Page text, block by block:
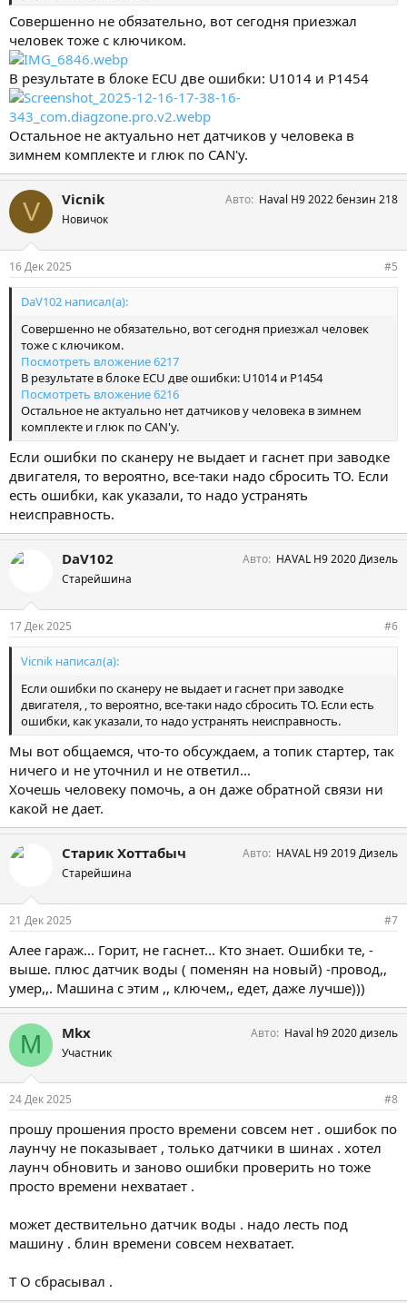
Совершенно не обязательно, вот сегодня приезжал
человек тоже с ключиком.
В результате в блоке ECU две ошибки: U1014 и P1454
Остальное не актуально нет датчиков у человека в
зимнем комплекте и глюк по CAN'у.
V Vicnik
Новичок
Авто Haval H9 2022 бензин 218
16 Дек 2025 #5
DaV102 написал(а):
Совершенно не обязательно, вот сегодня приезжал человек
тоже с ключиком.
Посмотреть вложение 6217
В результате в блоке ECU две ошибки: U1014 и P1454
Посмотреть вложение 6216
Остальное не актуально нет датчиков у человека в зимнем
комплекте и глюк по CAN'у.
Если ошибки по сканеру не выдает и гаснет при заводке
двигателя, то вероятно, все-таки надо сбросить ТО. Если
есть ошибки, как указали, то надо устранять
неисправность.
DaV102
Старейшина
Авто HAVAL H9 2020 Дизель
17 Дек 2025 #6
Vicnik написал(а):
Если ошибки по сканеру не выдает и гаснет при заводке
двигателя, , то вероятно, все-таки надо сбросить ТО. Если есть
ошибки, как указали, то надо устранять неисправность.
Мы вот общаемся, что-то обсуждаем, а топик стартер, так
ничего и не уточнил и не ответил...
Хочешь человеку помочь, а он даже обратной связи ни
какой не дает.
Старик Хоттабыч
Старейшина
Авто HAVAL H9 2019 Дизель
21 Дек 2025 #7
Алее гараж... Горит, не гаснет... Кто знает. Ошибки те, -
выше. плюс датчик воды ( поменян на новый) -провод,,
умер,,. Машина с этим ,, ключем,, едет, даже лучше)))
M Mkx
Участник
Авто Haval h9 2020 дизель
24 Дек 2025 #8
прошу прошения просто времени совсем нет . ошибок по
лаунчу не показывает , только датчики в шинах . хотел
лаунч обновить и заново ошибки проверить но тоже
просто времени нехватает .
может дествительно датчик воды . надо лесть под
машину . блин времени совсем нехватает.
Т О сбрасывал .